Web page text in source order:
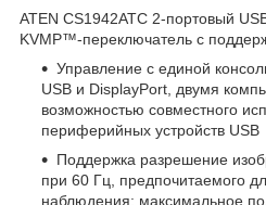
ATEN CS1942ATC 2-портовый
KVMP™-переключатель с
Управление с единой
USB и DisplayPort, двумя
возможностью совместного
периферийных устройств USB
Поддержка разрешение
при 60 Гц, предпочитаемого
наблюдения; максимальное